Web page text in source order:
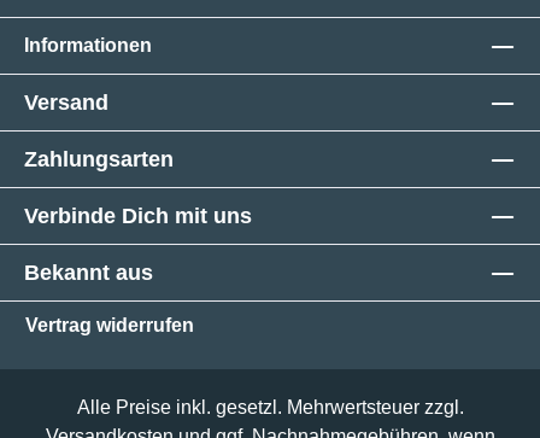
Informationen
Versand
Zahlungsarten
Verbinde Dich mit uns
Bekannt aus
Vertrag widerrufen
Alle Preise inkl. gesetzl. Mehrwertsteuer zzgl.